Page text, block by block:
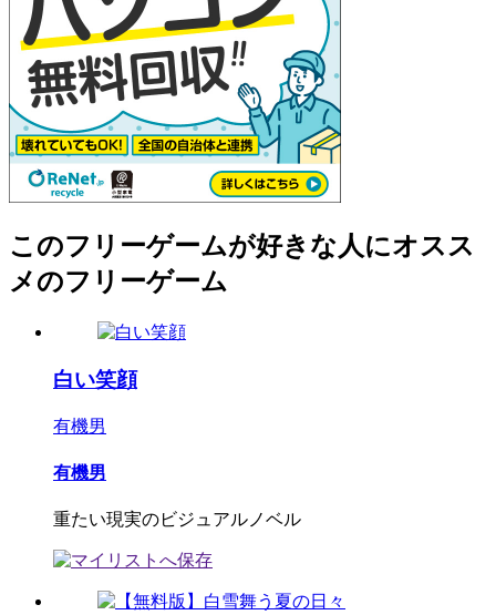
このフリーゲームが好きな人にオスス
メのフリーゲーム
白い笑顔
有機男
有機男
重たい現実のビジュアルノベル